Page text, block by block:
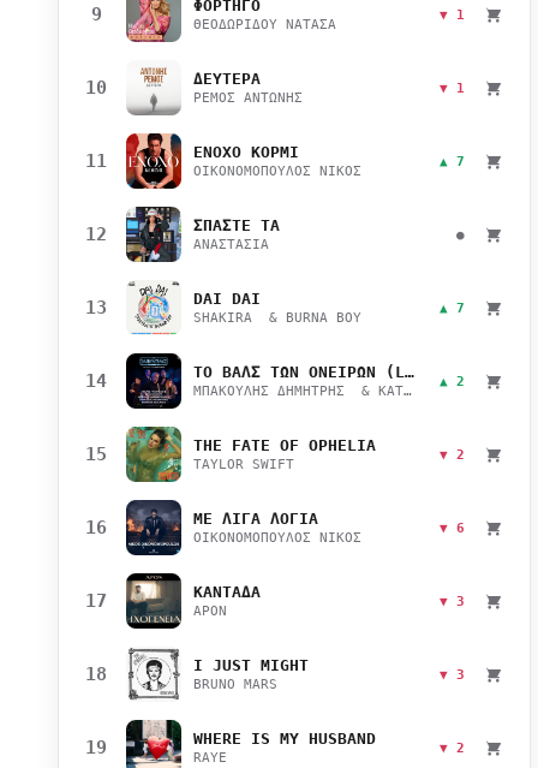
9 ΦΟΡΤΗΓΟ
ΘΕΟΔΩΡΙΔΟΥ ΝΑΤΑΣΑ
▼ 1
10 ΔΕΥΤΕΡΑ
ΡΕΜΟΣ ΑΝΤΩΝΗΣ
▼ 1
11 ΕΝΟΧΟ ΚΟΡΜΙ
ΟΙΚΟΝΟΜΟΠΟΥΛΟΣ ΝΙΚΟΣ
▲ 7
12 ΣΠΑΣΤΕ ΤΑ
ΑΝΑΣΤΑΣΙΑ
●
13 DAI DAI
SHAKIRA & BURNA BOY
▲ 7
14 ΤΟ ΒΑΛΣ ΤΩΝ ΟΝΕΙΡΩΝ (LIVE)
ΜΠΑΚΟΥΛΗΣ ΔΗΜΗΤΡΗΣ & ΚΑΤΣΙΜΙΧΑ ΜΑΡΙΑΝΑ
▲ 2
15 THE FATE OF OPHELIA
TAYLOR SWIFT
▼ 2
16 ΜΕ ΛΙΓΑ ΛΟΓΙΑ
ΟΙΚΟΝΟΜΟΠΟΥΛΟΣ ΝΙΚΟΣ
▼ 6
17 ΚΑΝΤΑΔΑ
APON
▼ 3
18 I JUST MIGHT
BRUNO MARS
▼ 3
19 WHERE IS MY HUSBAND
RAYE
▼ 2